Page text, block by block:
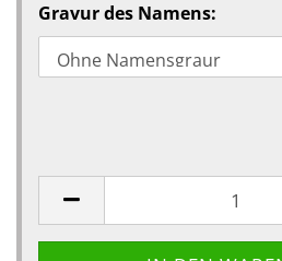
Gravur des Namens: